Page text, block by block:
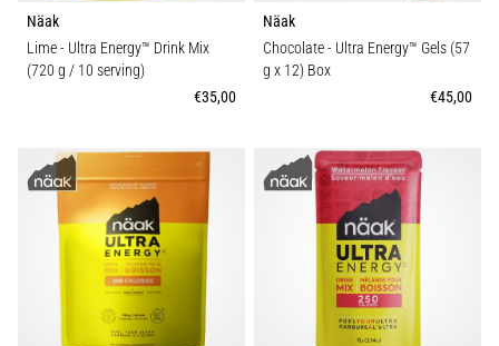
Näak
Lime - Ultra Energy™ Drink Mix
(720 g / 10 serving)
€35,00
Näak
Chocolate - Ultra Energy™ Gels (57
g x 12) Box
€45,00